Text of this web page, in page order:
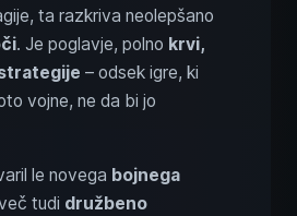
ta razkriva neolepšano
. Je poglavje, polno krvi,
– odsek igre, ki
vojne, ne da bi jo
le novega bojnega
tudi družbeno